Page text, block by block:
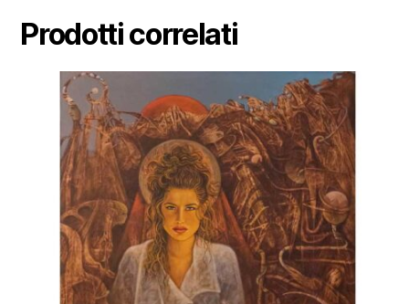
Prodotti correlati
Questo
prodotto
varianti.
opzioni
possono
essere